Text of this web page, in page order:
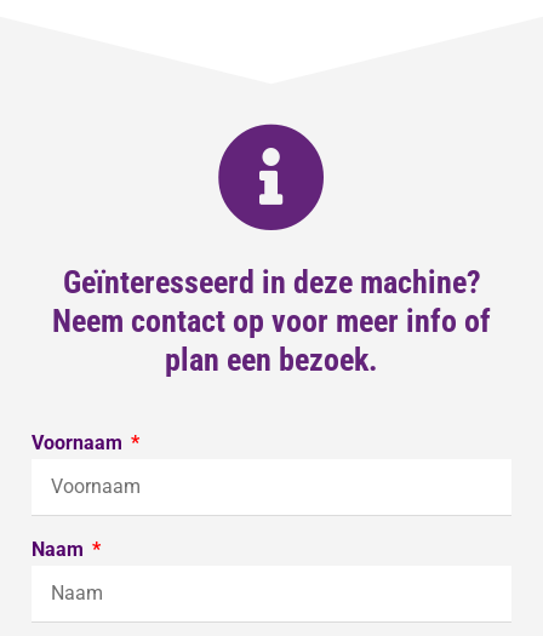
Geïnteresseerd in deze machine?
Neem contact op voor meer info of
plan een bezoek.
Voornaam
Naam